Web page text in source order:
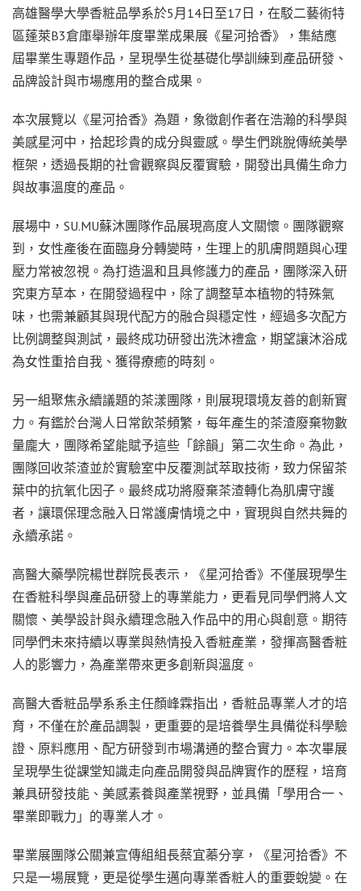
高雄醫學大學香粧品學系於5月14日至17日，在駁二藝術特
區蓬萊B3倉庫舉辦年度畢業成果展《星河拾香》，集結應
屆畢業生專題作品，呈現學生從基礎化學訓練到產品研發、
品牌設計與市場應用的整合成果。
本次展覽以《星河拾香》為題，象徵創作者在浩瀚的科學與
美感星河中，拾起珍貴的成分與靈感。學生們跳脫傳統美學
框架，透過長期的社會觀察與反覆實驗，開發出具備生命力
與故事溫度的產品。
展場中，SU.MU蘇沐團隊作品展現高度人文關懷。團隊觀察
到，女性產後在面臨身分轉變時，生理上的肌膚問題與心理
壓力常被忽視。為打造溫和且具修護力的產品，團隊深入研
究東方草本，在開發過程中，除了調整草本植物的特殊氣
味，也需兼顧其與現代配方的融合與穩定性，經過多次配方
比例調整與測試，最終成功研發出洗沐禮盒，期望讓沐浴成
為女性重拾自我、獲得療癒的時刻。
另一組聚焦永續議題的茶漾團隊，則展現環境友善的創新實
力。有鑑於台灣人日常飲茶頻繁，每年產生的茶渣廢棄物數
量龐大，團隊希望能賦予這些「餘韻」第二次生命。為此，
團隊回收茶渣並於實驗室中反覆測試萃取技術，致力保留茶
葉中的抗氧化因子。最終成功將廢棄茶渣轉化為肌膚守護
者，讓環保理念融入日常護膚情境之中，實現與自然共舞的
永續承諾。
高醫大藥學院楊世群院長表示，《星河拾香》不僅展現學生
在香粧科學與產品研發上的專業能力，更看見同學們將人文
關懷、美學設計與永續理念融入作品中的用心與創意。期待
同學們未來持續以專業與熱情投入香粧產業，發揮高醫香粧
人的影響力，為產業帶來更多創新與溫度。
高醫大香粧品學系系主任顏峰霖指出，香粧品專業人才的培
育，不僅在於產品調製，更重要的是培養學生具備從科學驗
證、原料應用、配方研發到市場溝通的整合實力。本次畢展
呈現學生從課堂知識走向產品開發與品牌實作的歷程，培育
兼具研發技能、美感素養與產業視野，並具備「學用合一、
畢業即戰力」的專業人才。
畢業展團隊公關兼宣傳組組長蔡宜蓁分享，《星河拾香》不
只是一場展覽，更是從學生邁向專業香粧人的重要蛻變。在